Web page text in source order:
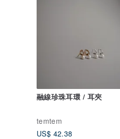
融線珍珠耳環 / 耳夾
temtem
US$ 42.38